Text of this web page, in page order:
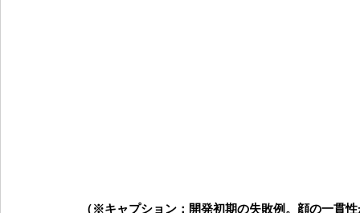
（※キャプション：開発初期の失敗例。顔の一貫性